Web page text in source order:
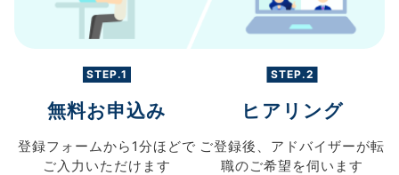
STEP.1
無料お申込み
登録フォームから 1分ほどで
ご入力 いただけます
STEP.2
ヒアリング
ご登録後、 アドバイザーが転
職のご希望を伺います